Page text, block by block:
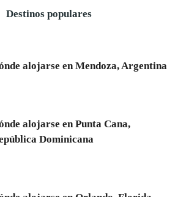
Destinos populares
alojarse en Mendoza, Argentina
alojarse en Punta Cana,
Dominicana